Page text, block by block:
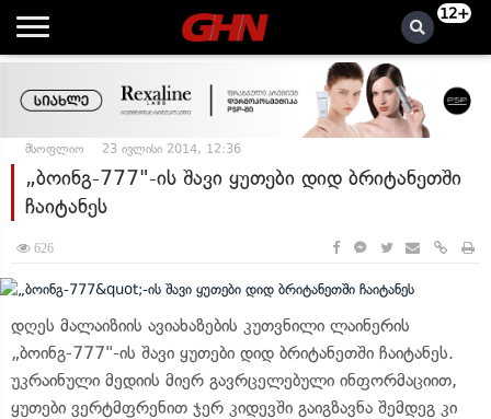
12+
მსოფლიო 23 ივლისი 2014, 12:36
„ბოინგ-777"-ის შავი ყუთები დიდ ბრიტანეთში
ჩაიტანეს
626
დღეს მალაიზიის ავიახაზების კუთვნილი ლაინერის
„ბოინგ-777"-ის შავი ყუთები დიდ ბრიტანეთში ჩაიტანეს.
უკრაინული მედიის მიერ გავრცელებული ინფორმაციით,
ყუთები ვერტმფრენით ჯერ კიდევში გაიგზავნა შემდეგ კი